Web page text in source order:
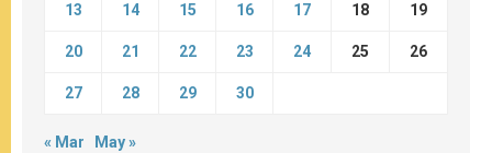
13 14 15 16 17 18 19
20 21 22 23 24 25 26
27 28 29 30
« Mar May »